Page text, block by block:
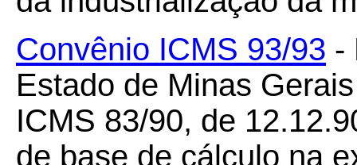
Convênio ICMS 93/93 -
Estado de Minas
ICMS 83/90, de
de base de cálculo na